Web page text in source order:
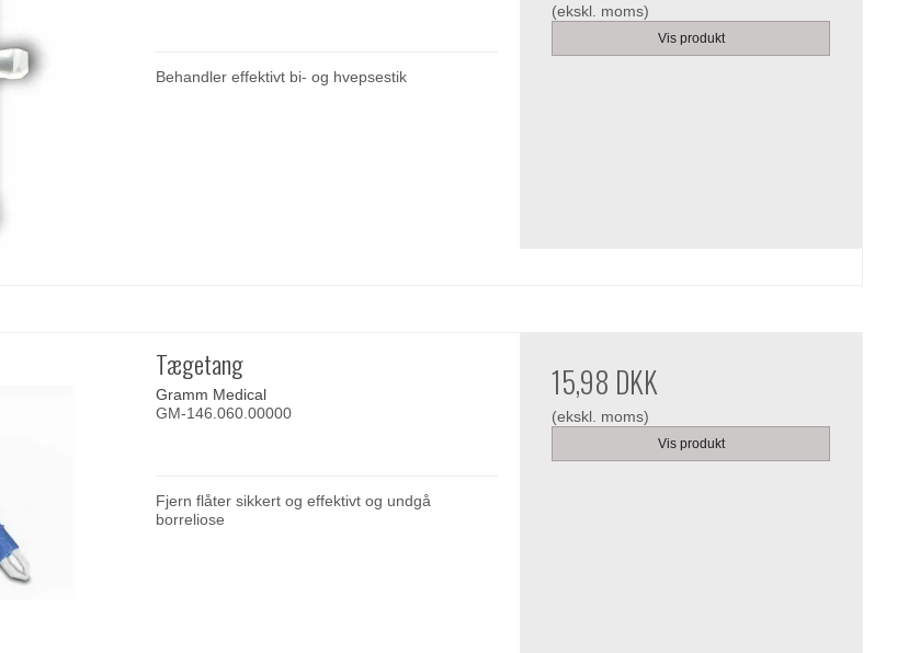
Behandler effektivt bi- og hvepsestik
(ekskl. moms)
Vis produkt
Tægetang
Gramm Medical
GM-146.060.00000
Fjern flåter sikkert og effektivt og undgå
borreliose
15,98 DKK
(ekskl. moms)
Vis produkt